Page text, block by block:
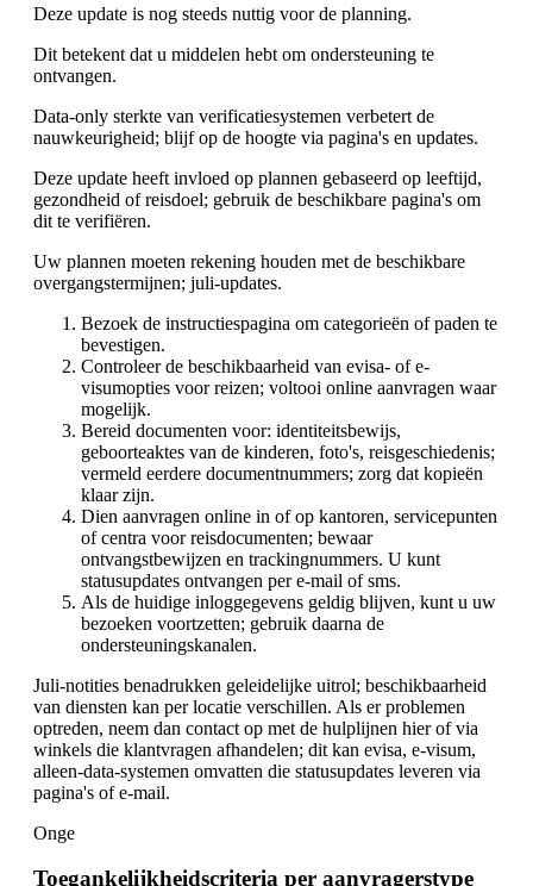
Deze update is nog steeds nuttig voor de planning.
Dit betekent dat u middelen hebt om ondersteuning te
ontvangen.
Data-only sterkte van verificatiesystemen verbetert de
nauwkeurigheid; blijf op de hoogte via pagina's en updates.
Deze update heeft invloed op plannen gebaseerd op leeftijd,
gezondheid of reisdoel; gebruik de beschikbare pagina's om
dit te verifiëren.
Uw plannen moeten rekening houden met de beschikbare
overgangstermijnen; juli-updates.
Bezoek de instructiespagina om categorieën of paden te
bevestigen.
Controleer de beschikbaarheid van evisa- of e-
visumopties voor reizen; voltooi online aanvragen waar
mogelijk.
Bereid documenten voor: identiteitsbewijs,
geboorteaktes van de kinderen, foto's, reisgeschiedenis;
vermeld eerdere documentnummers; zorg dat kopieën
klaar zijn.
Dien aanvragen online in of op kantoren, servicepunten
of centra voor reisdocumenten; bewaar
ontvangstbewijzen en trackingnummers. U kunt
statusupdates ontvangen per e-mail of sms.
Als de huidige inloggegevens geldig blijven, kunt u uw
bezoeken voortzetten; gebruik daarna de
ondersteuningskanalen.
Juli-notities benadrukken geleidelijke uitrol; beschikbaarheid
van diensten kan per locatie verschillen. Als er problemen
optreden, neem dan contact op met de hulplijnen hier of via
winkels die klantvragen afhandelen; dit kan evisa, e-visum,
alleen-data-systemen omvatten die statusupdates leveren via
pagina's of e-mail.
Onge
Toegankelijkheidscriteria per aanvragerstype